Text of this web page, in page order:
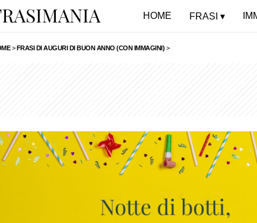
HOME FRASI
>FRASI DI AUGURI DI BUON ANNO (CON IMMAGINI) >